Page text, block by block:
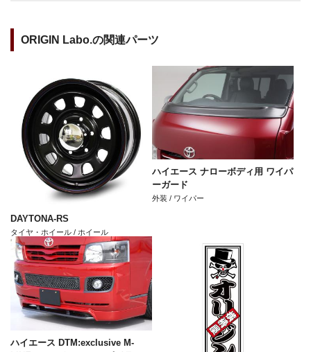
ORIGIN Labo.の関連パーツ
DAYTONA-RS
タイヤ・ホイール / ホイール
ハイエース ナローボディ用 ワイパ
ーガード
外装 / ワイパー
ハイエース DTM:exclusive M-